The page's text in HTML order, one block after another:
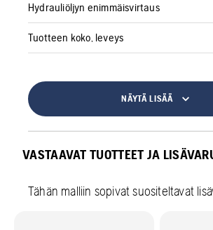
Hydrauliöljyn enimmäisvirtaus
Tuotteen koko, leveys
NÄYTÄ LISÄÄ
VASTAAVAT TUOTTEET JA
Tähän malliin sopivat suositeltavat